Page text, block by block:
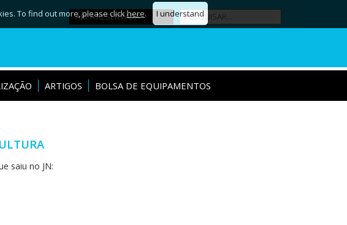
ÁREA RESERVADA
ARTIGOS BOLSA DE EQUIPAMENTOS
saiu no JN:
To find out more, please clickhere. I understand